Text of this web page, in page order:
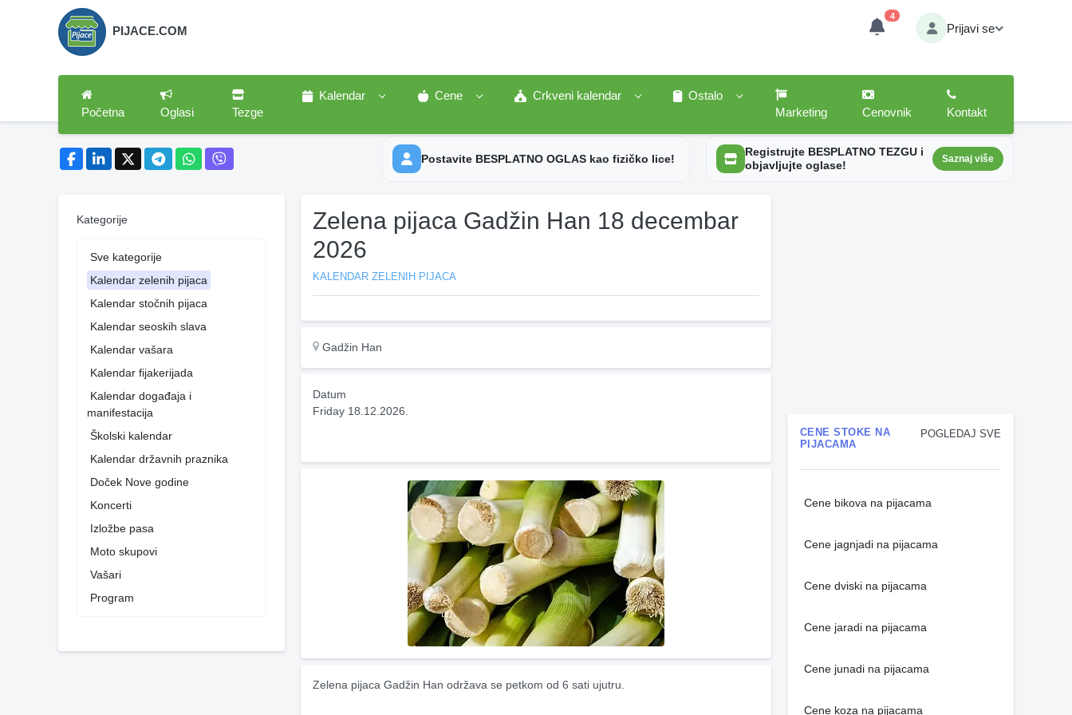
PIJACE.COM
4
Prijavi se
Početna Oglasi Tezge
Kalendar Cene Crkveni kalendar
Ostalo
Marketing
Cenovnik Kontakt
Postavite BESPLATNO OGLAS kao fizičko lice!
Registrujte BESPLATNO TEZGU i
objavljujte oglase!
Saznaj više
Kategorije
Sve kategorije
Kalendar zelenih pijaca
Kalendar stočnih pijaca
Kalendar seoskih slava
Kalendar vašara
Kalendar fijakerijada
Kalendar događaja i
manifestacija
Školski kalendar
Kalendar državnih praznika
Doček Nove godine
Koncerti
Izložbe pasa
Moto skupovi
Vašari
Program
Zelena pijaca Gadžin Han 18 decembar
2026
KALENDAR ZELENIH PIJACA
Gadžin Han
Datum
Friday 18.12.2026.
Zelena pijaca Gadžin Han održava se petkom od 6 sati ujutru.
POGLEDAJ SVE
CENE STOKE NA
PIJACAMA
Cene bikova na pijacama
Cene jagnjadi na pijacama
Cene dviski na pijacama
Cene jaradi na pijacama
Cene junadi na pijacama
Cene koza na pijacama